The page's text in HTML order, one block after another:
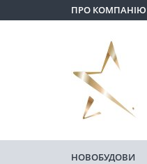
ПРО КОМПАНІЮ
НОВОБУДОВИ